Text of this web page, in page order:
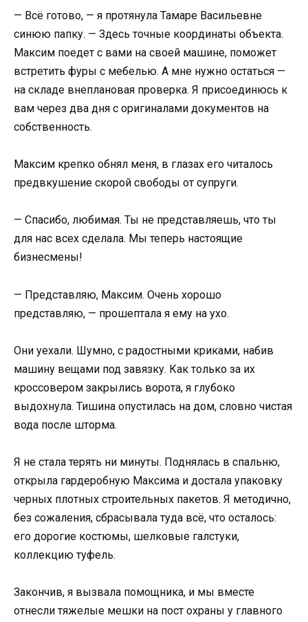
— Всё готово, — я протянула Тамаре Васильевне
синюю папку. — Здесь точные координаты объекта.
Максим поедет с вами на своей машине, поможет
встретить фуры с мебелью. А мне нужно остаться —
на складе внеплановая проверка. Я присоединюсь к
вам через два дня с оригиналами документов на
собственность.
Максим крепко обнял меня, в глазах его читалось
предвкушение скорой свободы от супруги.
— Спасибо, любимая. Ты не представляешь, что ты
для нас всех сделала. Мы теперь настоящие
бизнесмены!
— Представляю, Максим. Очень хорошо
представляю, — прошептала я ему на ухо.
Они уехали. Шумно, с радостными криками, набив
машину вещами под завязку. Как только за их
кроссовером закрылись ворота, я глубоко
выдохнула. Тишина опустилась на дом, словно чистая
вода после шторма.
Я не стала терять ни минуты. Поднялась в спальню,
открыла гардеробную Максима и достала упаковку
черных плотных строительных пакетов. Я методично,
без сожаления, сбрасывала туда всё, что осталось:
его дорогие костюмы, шелковые галстуки,
коллекцию туфель.
Закончив, я вызвала помощника, и мы вместе
отнесли тяжелые мешки на пост охраны у главного